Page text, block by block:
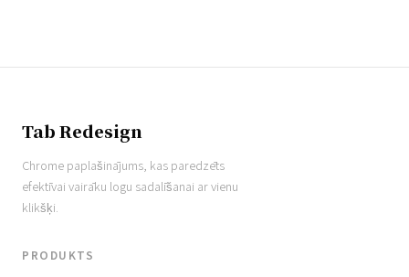
Tab Redesign
Chrome paplašinājums, kas paredzēts
efektīvai vairāku logu sadalīšanai ar vienu
klikšķi.
PRODUKTS